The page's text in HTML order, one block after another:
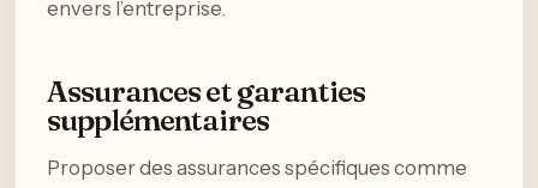
envers l’entreprise.
Assurances et garanties
supplémentaires
Proposer des assurances spécifiques comme